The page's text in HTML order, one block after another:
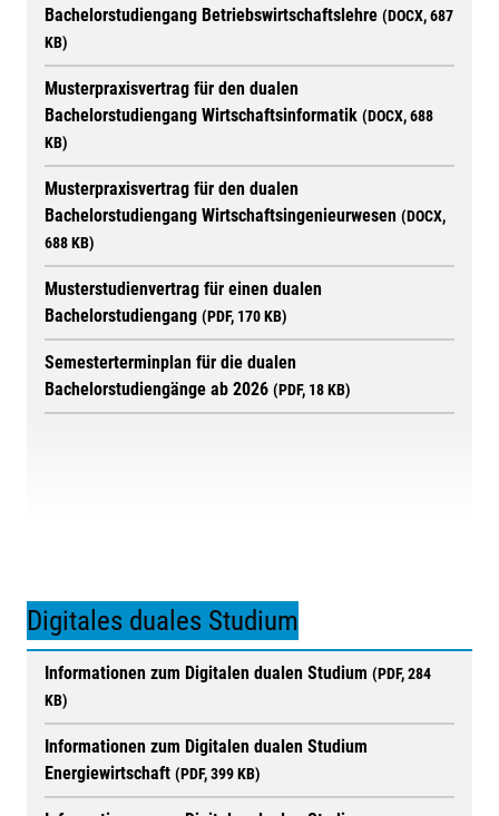
Bachelorstudiengang Betriebswirtschaftslehre (DOCX, 687
KB)
Musterpraxisvertrag für den dualen
Bachelorstudiengang Wirtschaftsinformatik (DOCX, 688
KB)
Musterpraxisvertrag für den dualen
Bachelorstudiengang Wirtschaftsingenieurwesen (DOCX,
688 KB)
Musterstudienvertrag für einen dualen
Bachelorstudiengang (PDF, 170 KB)
Semesterterminplan für die dualen
Bachelorstudiengänge ab 2026 (PDF, 18 KB)
Digitales duales Studium
Informationen zum Digitalen dualen Studium (PDF, 284
KB)
Informationen zum Digitalen dualen Studium
Energiewirtschaft (PDF, 399 KB)